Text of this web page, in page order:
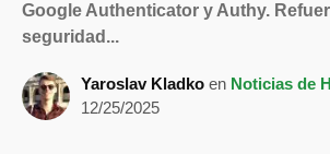
Google Authenticator y Authy.
seguridad...
Yaroslav Kladko en Noticias de
12/25/2025